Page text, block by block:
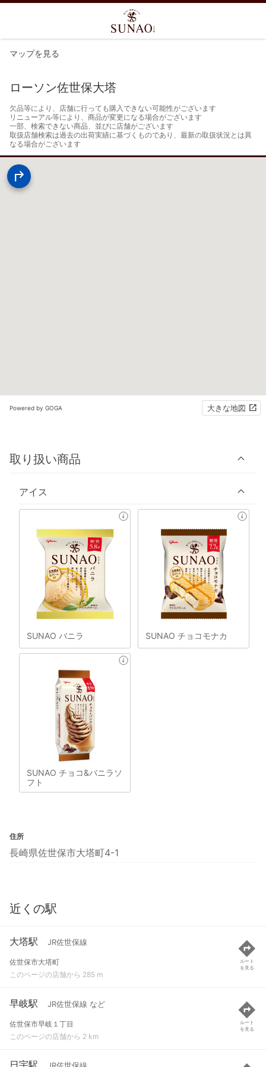
マップを見る
ローソン佐世保大塔
欠品等により、店舗に行っても購入できない可能性がございます
リニューアル等により、商品が変更になる場合がございます
一部、検索できない商品、並びに店舗がございます
取扱店舗検索は過去の出荷実績に基づくものであり、最新の取扱状況とは異
なる場合がございます
Powered by GOGA 大きな地図
取り扱い商品
アイス
SUNAO バニラ SUNAO チョコモナカ
SUNAO チョコ&バニラソ
フト
住所
長崎県佐世保市大塔町4-1
近くの駅
大塔駅 JR佐世保線
佐世保市大塔町
このページの店舗から 285 m
ルート
を見る
早岐駅 JR佐世保線 など
佐世保市早岐１丁目
このページの店舗から 2 km
ルート
を見る
日宇駅